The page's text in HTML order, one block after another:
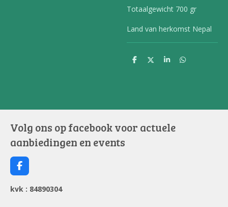
Totaalgewicht 700 gr
Land van herkomst Nepal
D
D
S
D
Volg ons op facebook voor actuele
aanbiedingen en events
F
a
c
e
kvk : 84890304